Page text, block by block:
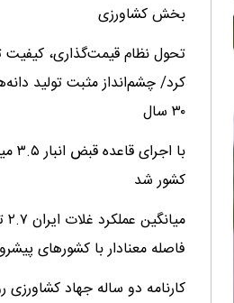
بخش کشاورزی
تحول نظام قیمت‌گذاری، کیفیت
کرد/ چشم‌انداز مثبت تولید
۳۰ سال
با
کشور شد
فاصله معنادار با کشورهای پیشرو
کارنامه دو ساله جهاد کشاورزی